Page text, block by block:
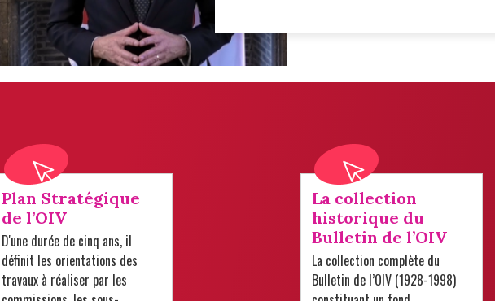
Plan Stratégique
de l’OIV
D'une durée de cinq ans, il
définit les orientations des
travaux à réaliser par les
La collection
historique du
Bulletin de l’OIV
La collection complète du
Bulletin de l’OIV (1928-1998)